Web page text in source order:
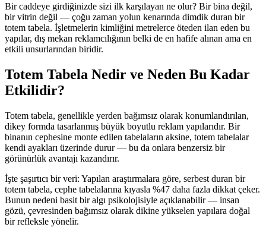
Bir caddeye girdiğinizde sizi ilk karşılayan ne olur? Bir bina değil,
bir vitrin değil — çoğu zaman yolun kenarında dimdik duran bir
totem tabela. İşletmelerin kimliğini metrelerce öteden ilan eden bu
yapılar, dış mekan reklamcılığının belki de en hafife alınan ama en
etkili unsurlarından biridir.
Totem Tabela Nedir ve Neden Bu Kadar
Etkilidir?
Totem tabela, genellikle yerden bağımsız olarak konumlandırılan,
dikey formda tasarlanmış büyük boyutlu reklam yapılarıdır. Bir
binanın cephesine monte edilen tabelaların aksine, totem tabelalar
kendi ayakları üzerinde durur — bu da onlara benzersiz bir
görünürlük avantajı kazandırır.
İşte şaşırtıcı bir veri: Yapılan araştırmalara göre, serbest duran bir
totem tabela, cephe tabelalarına kıyasla %47 daha fazla dikkat çeker.
Bunun nedeni basit bir algı psikolojisiyle açıklanabilir — insan
gözü, çevresinden bağımsız olarak dikine yükselen yapılara doğal
bir refleksle yönelir.